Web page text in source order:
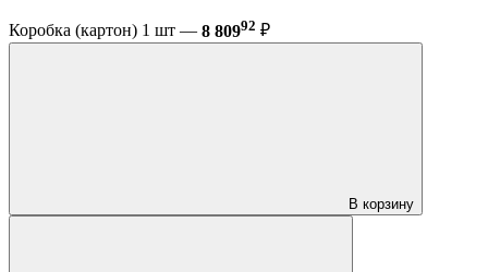
Коробка (картон) 1 шт — 8 80992 ₽
В корзину